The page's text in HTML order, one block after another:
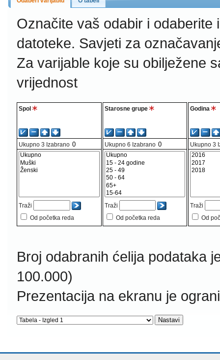
Označite vaš odabir i
datoteke. Savjeti za
Za varijable koje su obilježene
vrijednost
Spol
Ukupno 3 Izabrano
Traži
Od početka reda
Starosne grupe
Ukupno 6 Izabrano
Traži
Od početka reda
Godina
Ukupno 3
Traži
Od
Broj odabranih ćelija podataka
100.000)
Prezentacija na ekranu je